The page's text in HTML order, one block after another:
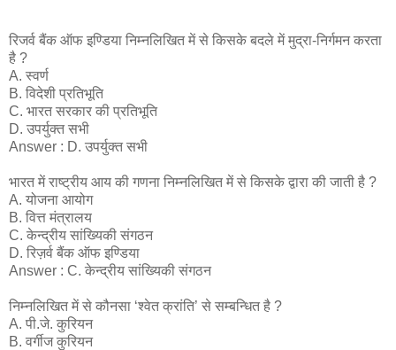
रिजर्व बैंक ऑफ इण्डिया निम्नलिखित में से किसके बदले में मुद्रा-निर्गमन करता
है ?
A. स्वर्ण
B. विदेशी प्रतिभूति
C. भारत सरकार की प्रतिभूति
D. उपर्युक्त सभी
Answer : D. उपर्युक्त सभी
भारत में राष्ट्रीय आय की गणना निम्नलिखित में से किसके द्वारा की जाती है ?
A. योजना आयोग
B. वित्त मंत्रालय
C. केन्द्रीय सांख्यिकी संगठन
D. रिज़र्व बैंक ऑफ इण्डिया
Answer : C. केन्द्रीय सांख्यिकी संगठन
निम्नलिखित में से कौनसा ‘श्वेत क्रांति’ से सम्बन्धित है ?
A. पी.जे. कुरियन
B. वर्गीज कुरियन